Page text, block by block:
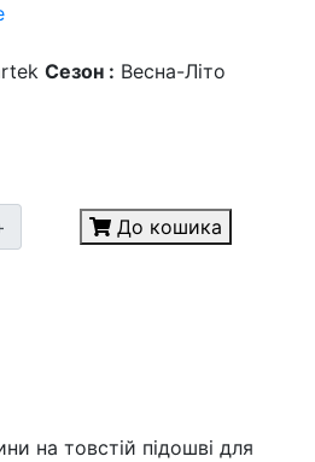
Сезон : Весна-Літо
До кошика
на товстій підошві для